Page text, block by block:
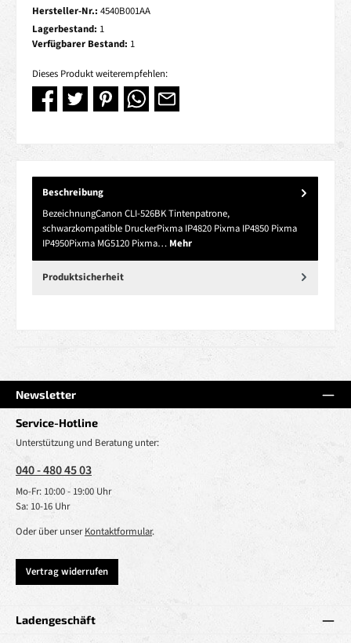
Hersteller-Nr.: 4540B001AA
Lagerbestand: 1
Verfügbarer Bestand: 1
Dieses Produkt weiterempfehlen:
Beschreibung
BezeichnungCanon CLI-526BK Tintenpatrone,
schwarzkompatible DruckerPixma IP4820 Pixma IP4850 Pixma
IP4950Pixma MG5120 Pixma… Mehr
Produktsicherheit
Newsletter
Service-Hotline
Unterstützung und Beratung unter:
040 - 480 45 03
Mo-Fr: 10:00 - 19:00 Uhr
Sa: 10-16 Uhr
Oder über unserKontaktformular.
Vertrag widerrufen
Ladengeschäft